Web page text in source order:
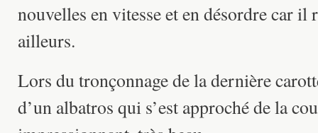
nouvelles en vitesse et en désordre car il
ailleurs.
Lors du tronçonnage de la dernière
d’un albatros qui s’est approché de la